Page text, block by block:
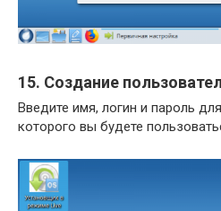
15. Создание
Введите имя, логин и пароль
которого вы будете